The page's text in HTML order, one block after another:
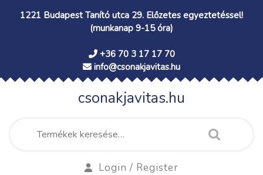
1221 Budapest Tanító utca 29. Előzetes egyeztetéssel!
(munkanap 9-15 óra)
+36 70 3 17 17 70
info@csonakjavitas.hu
csonakjavitas.hu
Keresés
a
Login / Register